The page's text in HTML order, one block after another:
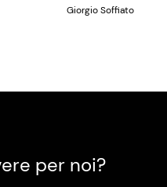
Giorgio Soffiato
per noi?